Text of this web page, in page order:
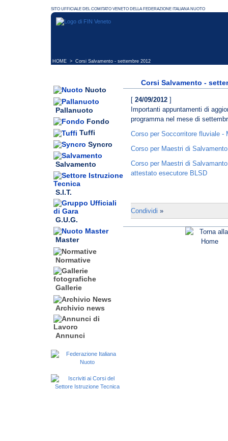
HOME > Corsi Salvamento - settembre 2012
Nuoto
Pallanuoto
Fondo
Tuffi
Syncro
Salvamento
S.I.T.
G.U.G.
Master
Normative
Gallerie
Archivio news
Annunci
Corsi Salvamento -
[ 24/09/2012 ]
Importanti appuntamenti di
programma nel mese di
Corso per Soccorritore fluviale -
Corso per Maestri di
Corso per Maestri di
attestato esecutore BLSD
Condividi »